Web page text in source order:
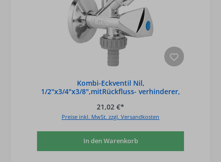
Kombi-Eckventil Nil,
1/2"x3/4"x3/8",mitRückfluss- verhinderer,
21,02 €*
Preise inkl. MwSt. zzgl. Versandkosten
In den Warenkorb